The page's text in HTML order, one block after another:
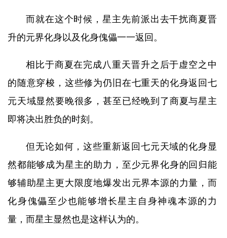
而就在这个时候，星主先前派出去干扰商夏晋
升的元界化身以及化身傀儡一一返回。
相比于商夏在完成八重天晋升之后于虚空之中
的随意穿梭，这些修为仍旧在七重天的化身返回七
元天域显然要晚很多，甚至已经晚到了商夏与星主
即将决出胜负的时刻。
但无论如何，这些重新返回七元天域的化身显
然都能够成为星主的助力，至少元界化身的回归能
够辅助星主更大限度地爆发出元界本源的力量，而
化身傀儡至少也能够增长星主自身神魂本源的力
量，而星主显然也是这样认为的。